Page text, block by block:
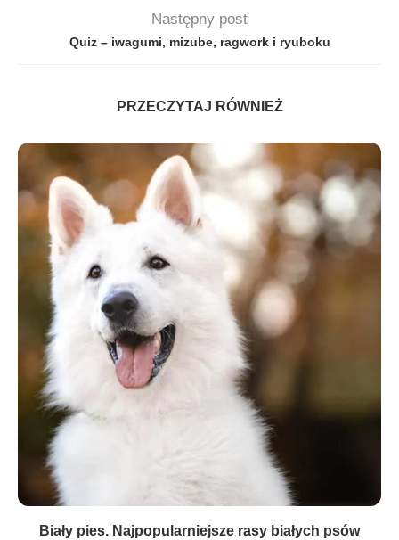
Następny post
Quiz – iwagumi, mizube, ragwork i ryuboku
PRZECZYTAJ RÓWNIEŻ
Biały pies. Najpopularniejsze rasy białych psów